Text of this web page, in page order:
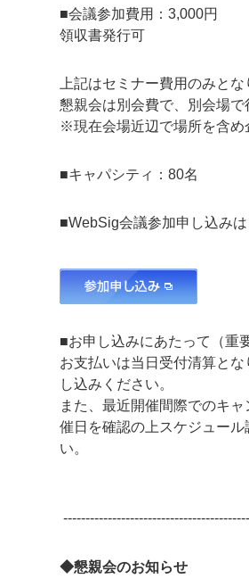
■会議参加費用：3,000円
領収書発行可
上記はセミナー費用のみとな
懇親会は別会費で、別会場で
※現在会場近辺で場所を含め
■キャパシティ：80名
■WebSig会議参加申し込み
■お申し込みにあたって（重
お支払いは当日受付清算と
し込みください。
また、最近開催間際でのキ
催日を確認の上スケジュー
い。
◆懇親会のお知らせ